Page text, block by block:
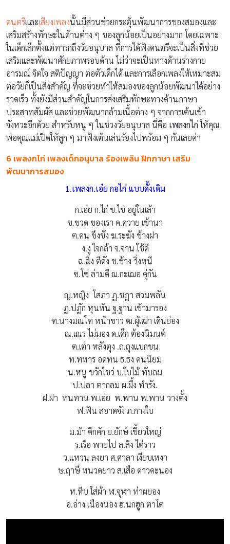
ดนตรีและเสียงเพลงนั้นมีส่วนช่วยกระตุ้นพัฒนาการของสมองและ
เสริมสร้างทักษะในด้านต่าง ๆ ของลูกน้อยเป็นอย่างมาก โดยเฉพาะ
ในเด็กเล็กตั้งแต่ทารกถึงวัยอนุบาล ที่การได้ฟังดนตรีจะเป็นสิ่งที่ช่วย
เสริมและพัฒนาศักยภาพรอบด้าน ไม่ว่าจะเป็นทางด้านร่างกาย
อารมณ์ จิตใจ สติปัญญา ต่อตัวเด็กได้ และการเลือกเพลงให้เหมาะสม
ต่อวัยก็เป็นสิ่งสำคัญ ที่จะช่วยทำให้สมองของลูกน้อยพัฒนาได้อย่าง
รวดเร็ว ทั้งยังมีส่วนสำคัญในการส่งเสริมทักษะทางด้านภาษา
ประสาทสัมผัส และช่วยพัฒนากล้ามเนื้อต่าง ๆ จากการเต้นเข้า
จังหวะอีกด้วย สำหรับหนู ๆ ในช่วงวัยอนุบาล นี่คือ เพลงกไก่ให้คุณ
พ่อคุณแม่เปิดให้ลูก ๆ มาฟังเต้นเล่นร้องไปพร้อม ๆ กันเลยค่า
6 เพลงกไก่ เพลงเด็กอนุบาล ร้องเพลิน ฝึกภาษา เสริม
พัฒนาการสมอง
1.เพลงก.เอ๋ย กอไก่ แบบดั้งเดิม
ก.เอ๋ย ก.ไก่ ข.ไข่ อยู่ในเล้า
ฃ.ขวด ของเรา ค.ควาย เข้านา
ฅ.คน ขึงขัง ฆ.ระฆัง ข้างฝา
ง.งู ใจกล้า จ.จาน ใช้ดี
ฉ.ฉิ่ง ตีดัง ช.ช้าง วิ่งหนี
ซ.โซ่ ล่ามดี ฌ.กะเฌอ คู่กัน
ญ.หญิง โสภา ฏ.ชฏา สวมพลัน
ฏ.ปฏัก หุนหัน ฐ.ฐาน เข้ามารอง
ฑ.นางมณโฑ หน้าขาว ฒ.ผู้เฒ่า เดินย่อง
ณ.เณร ไม่มอง ด.เด็ก ต้องนิมนต์
ต.เต่า หลังตุง .ถ.ถุงแบกขน
ท.ทหาร อดทน ธ.ธง คนนิยม
น.หนู ขวักไขว่ บ.ใบไม้ ทับถม
ป.ปลา ตากลม ผ.ผึ้ง ทำรัง.
ฝ.ฝา ทนทาน พ.เอ่ย พ.พาน พ.พาน วางตั้ง
ฟ.ฟัน สอาดจัง ภ.กางใบ
ม.ม้า คึกคัก ย.ยักษ์ เขี้ยวใหญ่
ร.เรือ พายไป ล.ลิง ไต่ราว
ว.แหวน ลงยา ศ.ศาลา เงียบเหงา
ษ.ฤาษี หนวดยาว ส.เสือ ดาวคะนอง
ห.หีบ ใส่ผ้า ฬ.จุฬา ท่าผยอง
อ.อ่าง เนืองนอง ฮ.นกฮูก ตาโต